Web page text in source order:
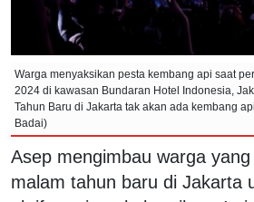
Warga menyaksikan pesta kembang api saat
2024 di kawasan Bundaran Hotel Indonesia,
Tahun Baru di Jakarta tak akan ada kembang
Badai)
Asep mengimbau warga
malam tahun baru di Jakarta